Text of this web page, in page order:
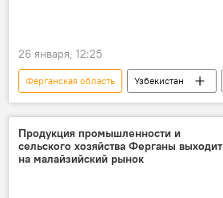
26 января, 12:25
Ферганская область Узбекистан
сотрудничество
Экономика
инвестпроекты
Продукция промышленности и
сельского хозяйства Ферганы выходит
на малайзийский рынок